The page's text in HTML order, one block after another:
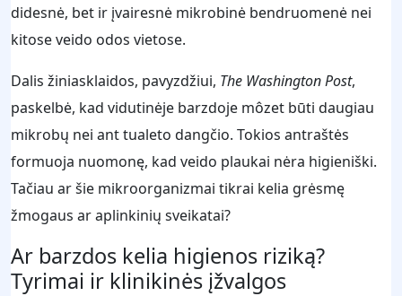
didesnė, bet ir įvairesnė mikrobinė bendruomenė nei
kitose veido odos vietose.
Dalis žiniasklaidos, pavyzdžiui, The Washington Post,
paskelbė, kad vidutinėje barzdoje môzet būti daugiau
mikrobų nei ant tualeto dangčio. Tokios antraštės
formuoja nuomonę, kad veido plaukai nėra higieniški.
Tačiau ar šie mikroorganizmai tikrai kelia grėsmę
žmogaus ar aplinkinių sveikatai?
Ar barzdos kelia higienos riziką?
Tyrimai ir klinikinės įžvalgos